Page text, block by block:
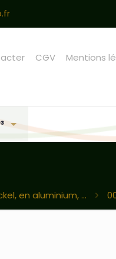
CGV Mentions
en aluminium, ...